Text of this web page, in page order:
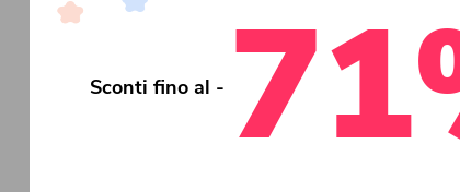
Sconti fino al -